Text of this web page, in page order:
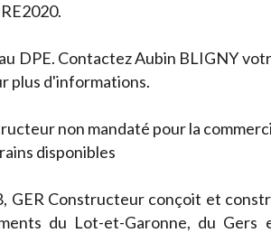
DPE. Contactez Aubin BLIGNY
plus d'informations.
non mandaté pour la
disponibles
GER Constructeur conçoit et
du Lot-et-Garonne, du